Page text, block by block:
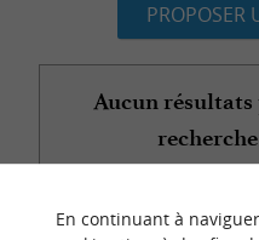
PROPOSER
Aucun résultats
En continuant à